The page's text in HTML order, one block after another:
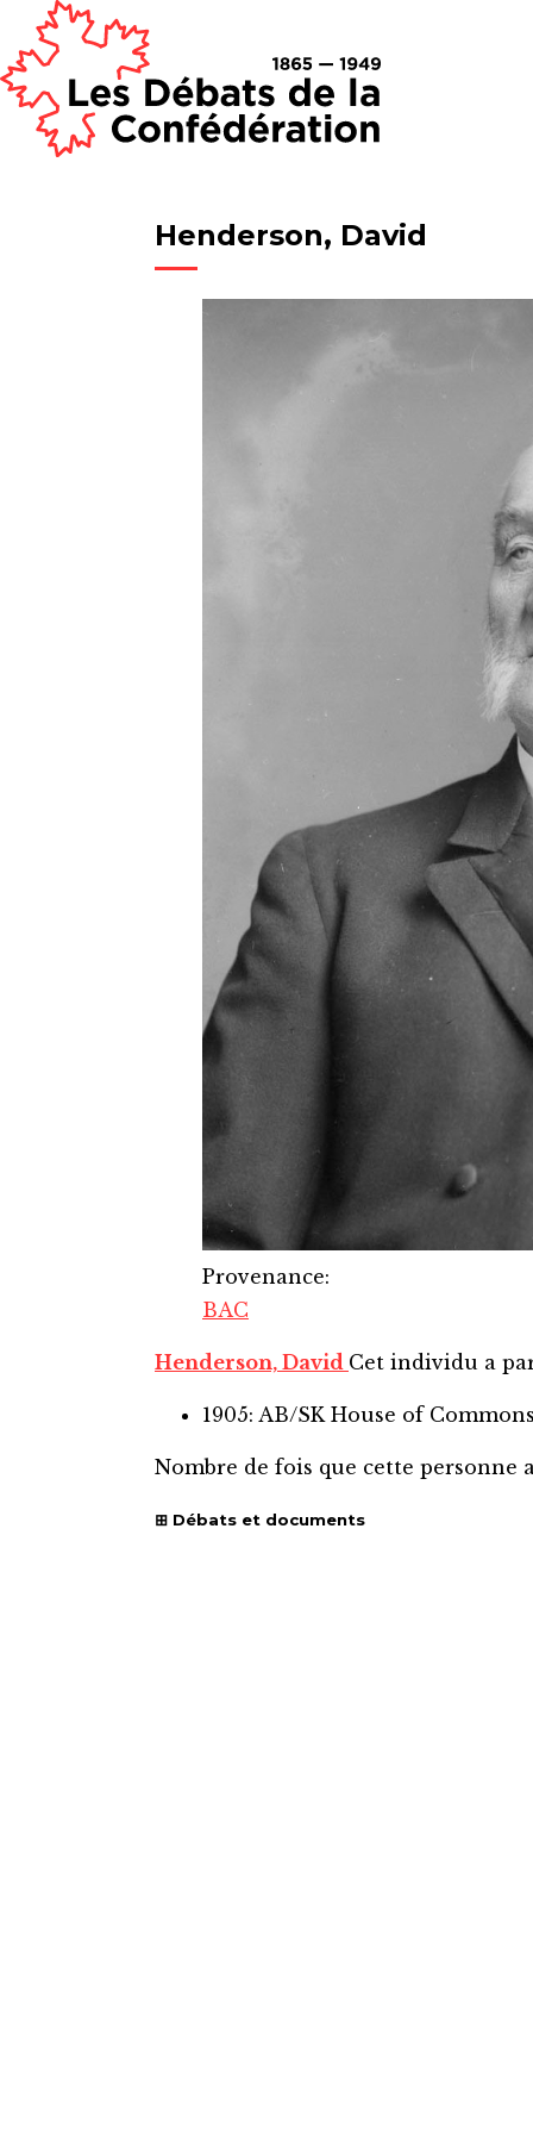
Henderson, David
Provenance:
BAC
Henderson, David Cet individu a
1905: AB/SK House of
Nombre de fois que cette personne
Débats et documents